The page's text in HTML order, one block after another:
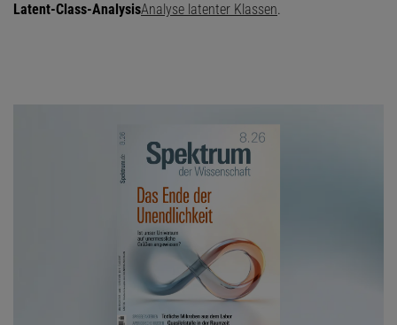
Latent-Class-AnalysisAnalyse latenter Klassen.